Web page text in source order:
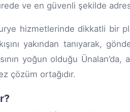
ve en güvenli şekilde
hizmetlerinde dikkatli bir
yakından tanıyarak,
yoğun olduğu Ünalan’da,
çözüm ortağıdır.